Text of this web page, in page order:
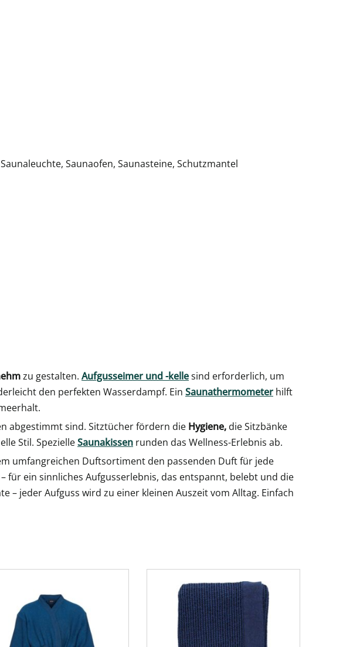
Saunaofen, Saunasteine, Schutzmantel
zu gestalten. Aufgusseimer und -kellesind erforderlich, um
den perfekten Wasserdampf. Ein Saunathermometer hilft
abgestimmt sind. Sitztücher fördern die Hygiene, die Sitzbänke
Stil. SpezielleSaunakissen runden das Wellness-Erlebnis ab.
umfangreichen Duftsortiment den passenden Duft für jede
ein sinnliches Aufgusserlebnis, das entspannt, belebt und die
– jeder Aufguss wird zu einer kleinen Auszeit vom Alltag. Einfach